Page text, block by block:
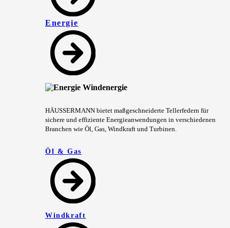
Energie
HÄUSSERMANN bietet maßgeschneiderte Tellerfedern für
sichere und effiziente Energieanwendungen in verschiedenen
Branchen wie Öl, Gas, Windkraft und Turbinen.
Öl & Gas
Windkraft